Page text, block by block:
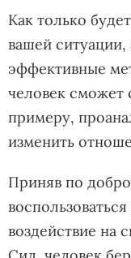
Как только
вашей
эффективные
человек сможет
примеру,
изменить
Приняв по
воздействие